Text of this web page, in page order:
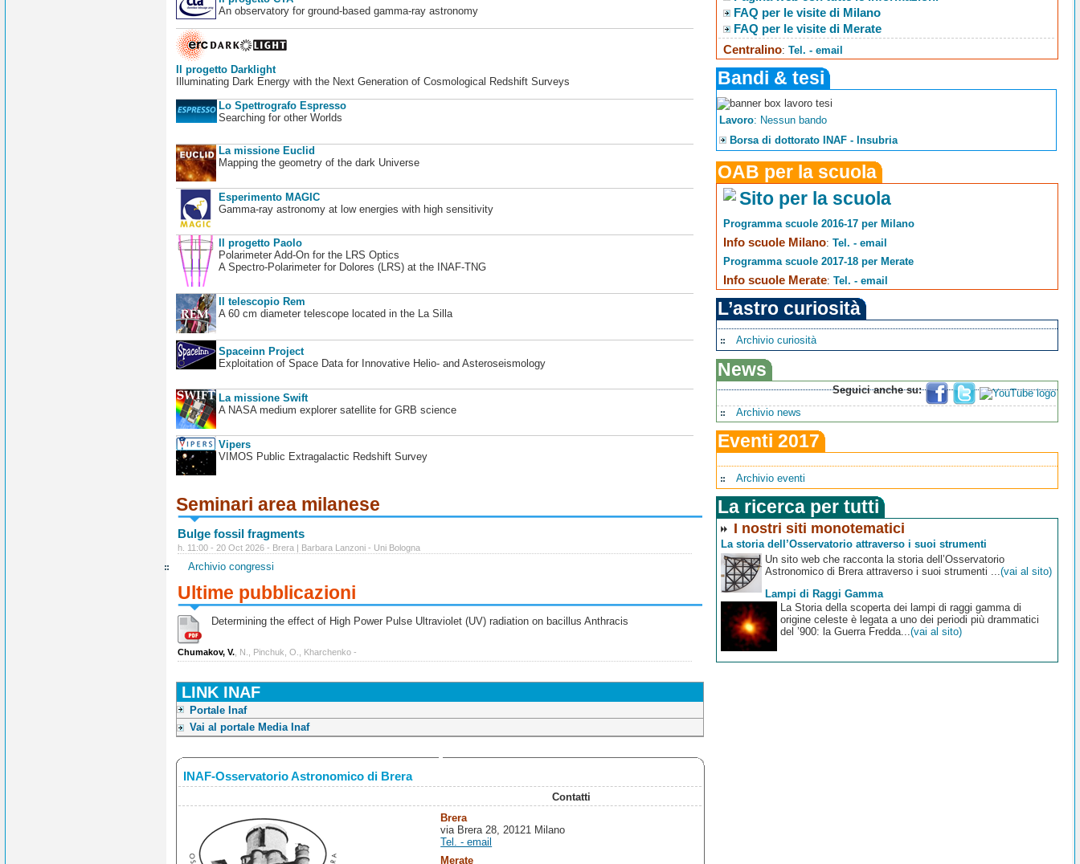
An observatory for ground-based gamma-ray astronomy
Il progetto Darklight
Illuminating Dark Energy with the Next Generation of Cosmological Redshift Surveys
Lo Spettrografo Espresso
Searching for other Worlds
La missione Euclid
Mapping the geometry of the dark Universe
Esperimento MAGIC
Gamma-ray astronomy at low energies with high sensitivity
Il progetto Paolo
Polarimeter Add-On for the LRS Optics
A Spectro-Polarimeter for Dolores (LRS) at the INAF-TNG
Il telescopio Rem
A 60 cm diameter telescope located in the La Silla
Spaceinn Project
Exploitation of Space Data for Innovative Helio- and Asteroseismology
La missione Swift
A NASA medium explorer satellite for GRB science
Vipers
VIMOS Public Extragalactic Redshift Survey
Seminari area milanese
Bulge fossil fragments
h. 11:00 - 20 Oct 2026 - Brera | Barbara Lanzoni - Uni Bologna
Archivio congressi
Ultime pubblicazioni
Determining the effect of High Power Pulse Ultraviolet (UV) radiation on bacillus Anthracis
Chumakov, V. , N., Pinchuk, O., Kharchenko -
LINK INAF
Portale Inaf
Vai al portale Media Inaf
INAF-Osservatorio Astronomico di Brera
Contatti
Brera
via Brera 28, 20121 Milano
Tel. - email
Merate
FAQ per le visite di Milano
FAQ per le visite di Merate
Centralino:Tel. - email
Bandi & tesi
Lavoro: Nessun bando
Borsa di dottorato INAF - Insubria
OAB per la scuola
Sito per la scuola
Programma scuole 2016-17 per Milano
Info scuole Milano:Tel. - email
Programma scuole 2017-18 per Merate
Info scuole Merate:Tel. - email
L’astro curiosità
Archivio curiosità
News
Seguici anche su:
Archivio news
Eventi 2017
Archivio eventi
La ricerca per tutti
I nostri siti monotematici
La storia dell’Osservatorio attraverso i suoi strumenti
Un sito web che racconta la storia dell’Osservatorio
Astronomico di Brera attraverso i suoi strumenti ...(vai al sito)
Lampi di Raggi Gamma
La Storia della scoperta dei lampi di raggi gamma di
origine celeste è legata a uno dei periodi più drammatici
del ’900: la Guerra Fredda...(vai al sito)